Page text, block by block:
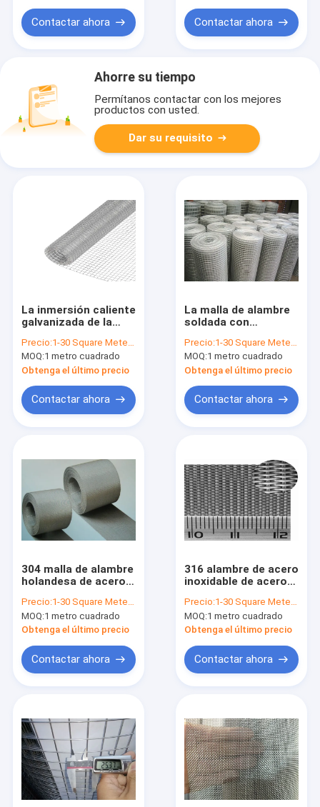
Productos
Sobre nosotros
Viaje de la fábrica
Contactar ahora Contactar ahora
Ahorre su tiempo
Permítanos contactar con los mejores
productos con usted.
Dar su requisito
La inmersión caliente
galvanizada de la
soldada con
autógena galvanizó
la malla soldada con
autógena para la
cerca
Precio:1-30 Square Meter $2/Square Meter >30 Square Meters $1/Square Meter
MOQ:1 metro cuadrado
Obtenga el último precio
Contactar ahora
La malla de alambre
soldada con
soldada con
autógena de acero
inoxidable 2x2 de la
malla de alambre 304
soldó con autógena
la malla de alambre
Precio:1-30 Square Meter $12/Square Meter >30 Square Meters $10/Square Meter
MOQ:1 metro cuadrado
Obtenga el último precio
Contactar ahora
304 malla de alambre
holandesa de acero
inoxidable holandesa
de la malla de
alambre 316 de
Precio:1-30 Square Meter $15/Square Meter >30 Square Meters $13/Square Meter
MOQ:1 metro cuadrado
Obtenga el último precio
Contactar ahora
316 alambre de acero
inoxidable de acero
llano Mesh Cloth de
la malla de alambre
304 para el filtro
Precio:1-30 Square Meter $12/Square Meter >30 Square Meters $10/Square Meter
MOQ:1 metro cuadrado
Obtenga el último precio
Contactar ahora